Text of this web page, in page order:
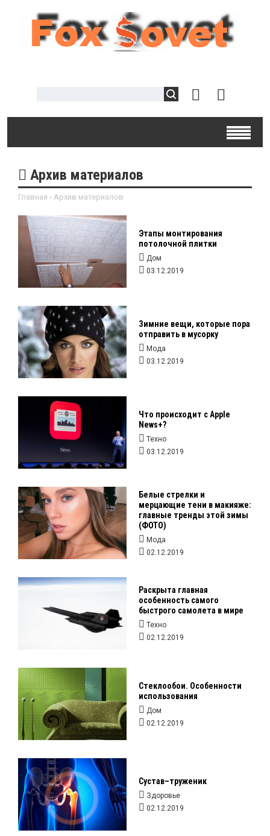
Архив материалов
Главная › Архив материалов
Этапы монтирования
потолочной плитки
Дом
03.12.2019
Зимние вещи, которые пора
отправить в мусорку
Мода
03.12.2019
Что происходит с Apple
News+?
Техно
03.12.2019
Белые стрелки и
мерцающие тени в макияже:
главные тренды этой зимы
(ФОТО)
Мода
02.12.2019
Раскрыта главная
особенность самого
быстрого самолета в мире
Техно
02.12.2019
Стеклообои. Особенности
использования
Дом
02.12.2019
Сустав–труженик
Здоровье
02.12.2019